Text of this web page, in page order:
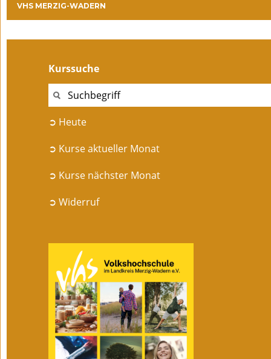
VHS MERZIG-WADERN
Kurssuche
➲ Heute
➲ Kurse aktueller Monat
➲ Kurse nächster Monat
➲ Widerruf